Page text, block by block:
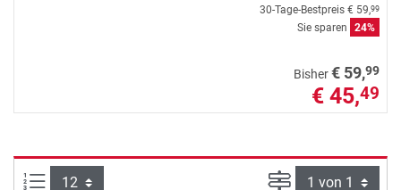
30-Tage-Bestpreis € 59,99
Sie sparen 24%
Bisher€ 59,99
€ 45,49
Artikel pro Seite: Seite